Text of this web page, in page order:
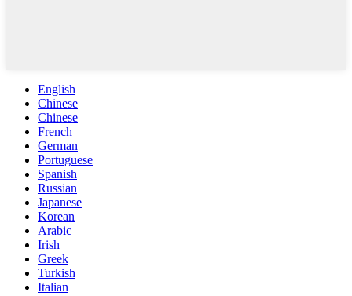
English
Chinese
Chinese
French
German
Portuguese
Spanish
Russian
Japanese
Korean
Arabic
Irish
Greek
Turkish
Italian